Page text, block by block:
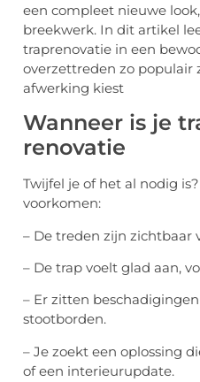
een compleet nieuwe
breekwerk. In dit artikel
traprenovatie in een
overzettreden zo populair
afwerking kiest
Wanneer is je
renovatie
Twijfel je of het al nodig
voorkomen:
– De treden zijn zichtbaar
– De trap voelt glad aan,
– Er zitten
stootborden.
– Je zoekt een oplossing
of een interieurupdate.